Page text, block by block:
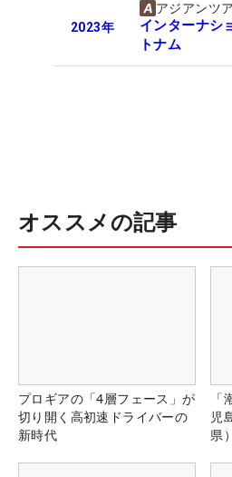
2023年
アジアンツ
インターナシ
トナム
オススメの記事
プロギアの「4層フェース」が
切り開く高初速ドライバーの
新時代
児
県